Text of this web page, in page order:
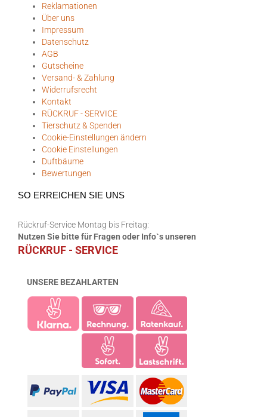
Reklamationen
Über uns
Impressum
Datenschutz
AGB
Gutscheine
Versand- & Zahlung
Widerrufsrecht
Kontakt
RÜCKRUF - SERVICE
Tierschutz & Spenden
Cookie-Einstellungen ändern
Cookie Einstellungen
Duftbäume
Bewertungen
SO ERREICHEN SIE UNS
Rückruf-Service Montag bis Freitag:
Nutzen Sie bitte für Fragen oder Info`s unseren
RÜCKRUF - SERVICE
UNSERE BEZAHLARTEN